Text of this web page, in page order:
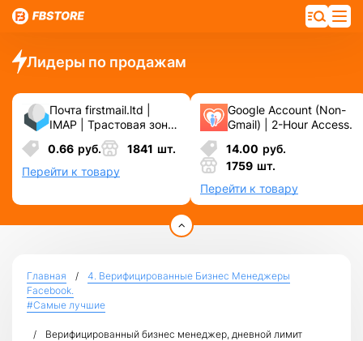
Лидеры по продажам
Почта firstmail.ltd |
IMAP | Трастовая зона
.COM ❗️ Новые, Чистые
❗️ С реальными
логинами | ☑️
Специально для ФБ/
0.66 руб. 1841 шт.
Перейти к товару
Google Account (Non-
Gmail) | 2-Hour Access.
14.00 руб.
1759 шт.
Перейти к товару
Главная
4. Верифицированные Бизнес Менеджеры
Facebook.
#Самые лучшие
Верифицированный бизнес менеджер, дневной лимит